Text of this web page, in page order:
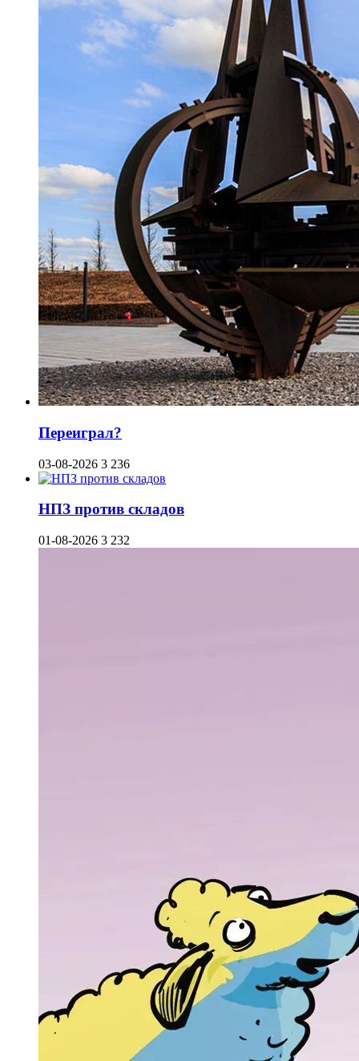
Переиграл?
03-08-2026 3 236
НПЗ против складов
01-08-2026 3 232